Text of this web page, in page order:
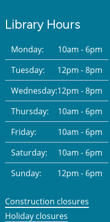
Library Hours
Monday:
10am - 6pm
Tuesday:
12pm - 8pm
Wednesday:12pm - 8pm
Thursday:
10am - 6pm
Friday:
10am - 6pm
Saturday:
10am - 6pm
Sunday:
12pm - 6pm
Construction closures
Holiday closures